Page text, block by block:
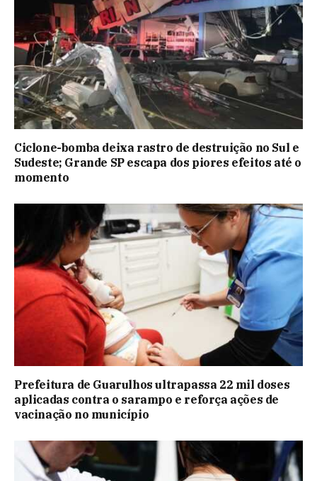
Ciclone-bomba deixa rastro de destruição no Sul e
Sudeste; Grande SP escapa dos piores efeitos até o
momento
Prefeitura de Guarulhos ultrapassa 22 mil doses
aplicadas contra o sarampo e reforça ações de
vacinação no município